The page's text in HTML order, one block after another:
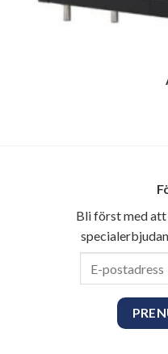
Bli först med att